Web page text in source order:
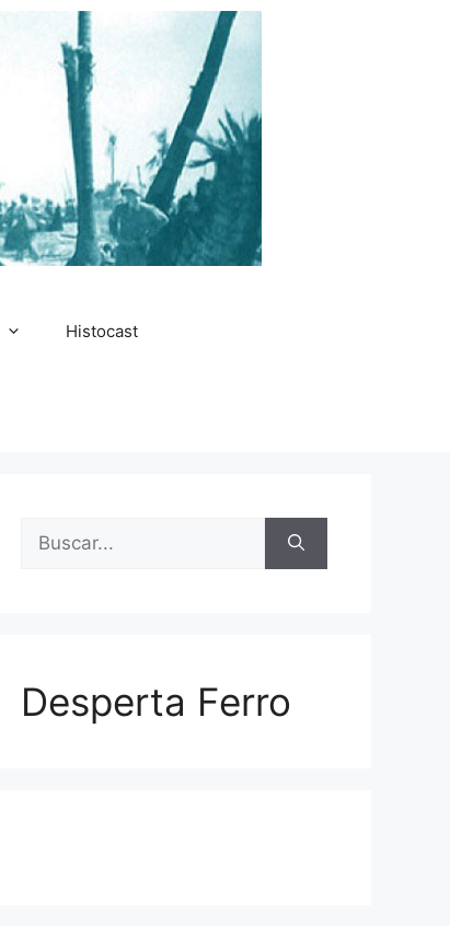
Histocast
Buscar:
Desperta Ferro